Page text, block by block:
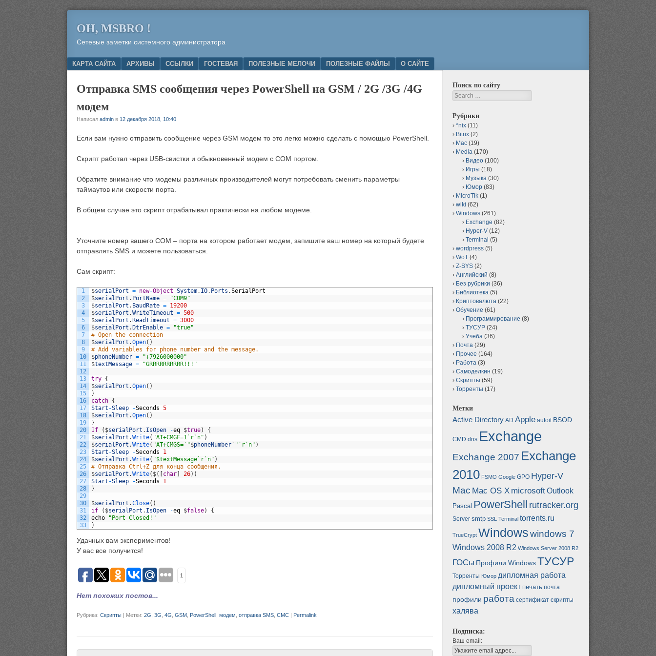
OH, MSBRO !
Сетевые заметки системного администратора
Menu
SKIP TO CONTENT
КАРТА САЙТА АРХИВЫ ССЫЛКИ ГОСТЕВАЯ ПОЛЕЗНЫЕ МЕЛОЧИ ПОЛЕЗНЫЕ ФАЙЛЫ О САЙТЕ
Отправка SMS сообщения через PowerShell на GSM / 2G /3G /4G
модем
Написал admin в 12 декабря 2018, 10:40
Если вам нужно отправить сообщение через GSM модем то это легко можно сделать с помощью PowerShell.
Скрипт работал через USB-свистки и обыкновенный модем с COM портом.
Обратите внимание что модемы различных производителей могут потребовать сменить параметры
таймаутов или скорости порта.
В общем случае это скрипт отрабатывал практически на любом модеме.
Уточните номер вашего COM – порта на котором работает модем, запишите ваш номер на который будете
отправлять SMS и можете пользоваться.
Сам скрипт:
1
2
3
4
5
6
7
8
9
10
11
12
13
14
15
16
17
18
19
20
21
22
23
24
25
26
27
28
29
30
31
32
33
$serialPort = new-Object System. IO. Ports .SerialPort
$serialPort . PortName =
"COM9"
$serialPort . BaudRate = 19200
$serialPort .WriteTimeout = 500
$serialPort . ReadTimeout = 3000
$serialPort . DtrEnable =
"true"
# Open the connection
$serialPort .Open( )
# Add variables for phone number and the message.
$phoneNumber =
"+7926000000"
$textMessage = "GRRRRRRRRRR!!!"
try {
$serialPort .Open( )
}
catch {
Start -Sleep -Seconds 5
$serialPort .Open( )
}
If
( $serialPort . IsOpen -eq $true)
{
$serialPort .Write( "AT+CMGF=1`r`n" )
$serialPort .Write( "AT+CMGS=`"$phoneNumber ` "`r`n" )
Start -Sleep -Seconds
1
$serialPort .Write( "$textMessage`r`n" )
# Отправка Ctrl+Z для конца сообщения.
$serialPort .Write( $( char 26) )
Start -Sleep -Seconds
1
}
$serialPort .Close( )
if
( $serialPort . IsOpen -eq $false)
{
echo
"Port Closed!"
}
Удачных вам экспериментов!
У вас все получится!
1
Нет похожих постов...
Рубрика: Скрипты | Метки: 2G 3G 4G GSM PowerShell модем отправка SMS СМС | Permalink
Поиск по сайту
Search
Рубрики
*nix (11)
Bitrix (2)
Mac (19)
Media (170)
Видео (100)
Игры (18)
Музыка (30)
Юмор (83)
MicroTik (1)
wiki (62)
Windows (261)
Exchange (82)
Hyper-V (12)
Terminal (5)
wordpress (5)
WoT (4)
Z-SYS (2)
Английский (8)
Без рубрики (36)
Библиотека (5)
Криптовалюта (22)
Обучение (61)
Программирование (8)
ТУСУР (24)
Учеба (36)
Почта (29)
Прочее (164)
Работа (3)
Самоделкин (19)
Скрипты (59)
Торренты (17)
Метки
Active Directory AD Apple autoit BSOD
CMD dns Exchange
Exchange 2007 Exchange
2010 FSMO Google GPO Hyper-V
Mac Mac OS X microsoftOutlook
Pascal PowerShell rutracker.org
Server smtp SSL Terminal torrents.ru
TrueCrypt Windowswindows 7
Windows 2008 R2 Windows Server 2008 R2
ГОСы Профили WindowsТУСУР
Торренты Юмор дипломная работа
дипломный проект печать почта
профили работа сертификат скрипты
халява
Подписка:
Ваш email: